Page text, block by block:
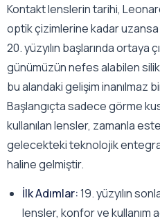
Kontakt lenslerin tarihi,
optik çizimlerine kadar
20. yüzyılın başlarında ortaya
günümüzün nefes alabilen
bu alandaki gelişim inanılmaz
Başlangıçta sadece görme
kullanılan lensler, zamanla
gelecekteki teknolojik
haline gelmiştir.
İlk Adımlar:19. yüzyılın
lensler, konfor ve kullanım